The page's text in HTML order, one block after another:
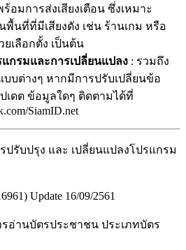
ร้อมการส่งเสียงเตือน ซึ่งเหมาะ
พื้นที่ที่มีเสียงดัง เช่น ร้านเกม หรือ
เลือกตั้ง เป็นต้น
กรมและการเปลี่ยนแปลง : รวมถึง
บบต่างๆ หากมีการปรับเปลี่ยนข้อ
เดต ข้อมูลใดๆ ติดตามได้ที่
SiamID.net
รปรับปรุง และ เปลี่ยนแปลงโปรแกรม
Update 16/09/2561
อ่านบัตรประชาชน ประเภทบัตร